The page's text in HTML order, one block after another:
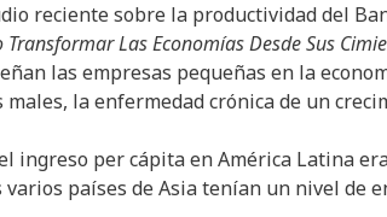
reciente sobre la productividad del
Las Economías Desde Sus
las empresas pequeñas en la
males, la enfermedad crónica de un
ingreso per cápita en América Latina
varios países de Asia tenían un nivel de